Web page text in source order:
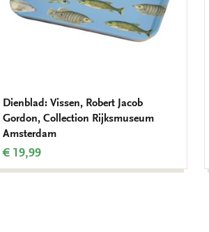
Dienblad: Vissen, Robert Jacob
Gordon, Collection Rijksmuseum
Amsterdam
€ 19,99